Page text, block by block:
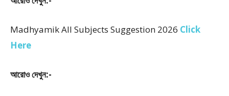
Madhyamik All Subjects Suggestion 2026 Click
Here
আরোও দেখুন:-